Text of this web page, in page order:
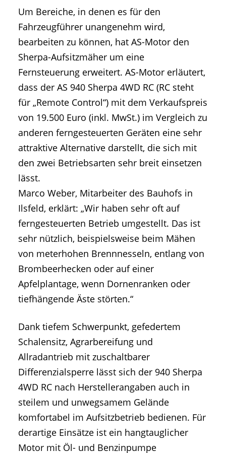
Um Bereiche, in denen es für den
Fahrzeugführer unangenehm wird,
bearbeiten zu können, hat AS-Motor den
Sherpa-Aufsitzmäher um eine
Fernsteuerung erweitert. AS-Motor erläutert,
dass der AS 940 Sherpa 4WD RC (RC steht
für „Remote Control“) mit dem Verkaufspreis
von 19.500 Euro (inkl. MwSt.) im Vergleich zu
anderen ferngesteuerten Geräten eine sehr
attraktive Alternative darstellt, die sich mit
den zwei Betriebsarten sehr breit einsetzen
lässt.
Marco Weber, Mitarbeiter des Bauhofs in
Ilsfeld, erklärt: „Wir haben sehr oft auf
ferngesteuerten Betrieb umgestellt. Das ist
sehr nützlich, beispielsweise beim Mähen
von meterhohen Brennnesseln, entlang von
Brombeerhecken oder auf einer
Apfelplantage, wenn Dornenranken oder
tiefhängende Äste störten.“
Dank tiefem Schwerpunkt, gefedertem
Schalensitz, Agrarbereifung und
Allradantrieb mit zuschaltbarer
Differenzialsperre lässt sich der 940 Sherpa
4WD RC nach Herstellerangaben auch in
steilem und unwegsamem Gelände
komfortabel im Aufsitzbetrieb bedienen. Für
derartige Einsätze ist ein hangtauglicher
Motor mit Öl- und Benzinpumpe